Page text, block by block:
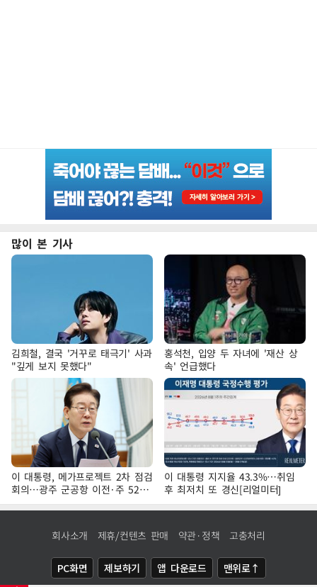
많이 본 기사
김희철, 결국 '거꾸로 태극기' 사과
"깊게 보지 못했다"
홍석천, 입양 두 자녀에 '재산 상
속' 언급했다
이 대통령, 메가프로젝트 2차 점검
회의…광주 군공항 이전·주 52시
간 예외 등 논의
이 대통령 지지율 43.3%…취임
후 최저치 또 경신[리얼미터]
회사소개 제휴/컨텐츠 판매 약관·정책 고충처리
PC화면 제보하기 앱 다운로드 맨위로↑